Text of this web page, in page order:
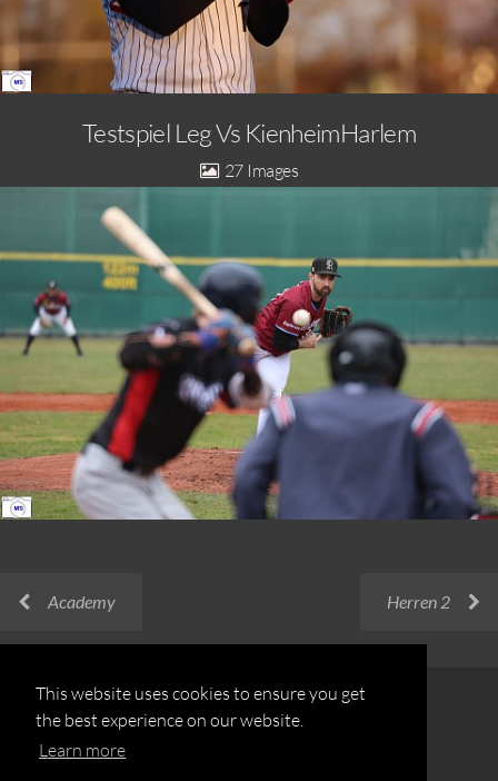
This website uses cookies to ensure you get
the best experience on our website.
Learn more
Testspiel Leg Vs KienheimHarlem
27
Academy Herren 2